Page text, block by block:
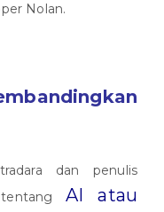
Nolan.
dan penulis
tentangAI atau